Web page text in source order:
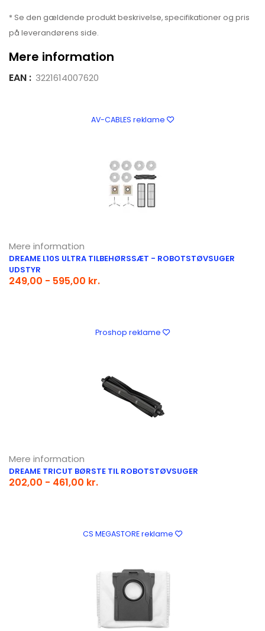
* Se den gældende produkt beskrivelse, specifikationer og pris
på leverandørens side.
Mere information
EAN : 3221614007620
AV-CABLES reklame
Mere information
DREAME L10S ULTRA TILBEHØRSSÆT - ROBOTSTØVSUGER
UDSTYR
249,00 - 595,00 kr.
Proshop reklame
Mere information
DREAME TRICUT BØRSTE TIL ROBOTSTØVSUGER
202,00 - 461,00 kr.
CS MEGASTORE reklame